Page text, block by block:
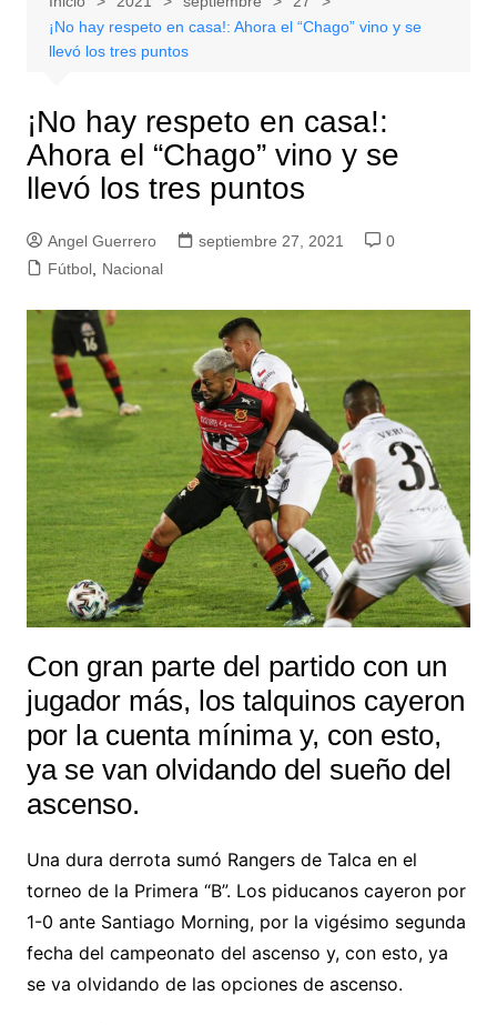
¡No hay respeto en casa!: Ahora el “Chago” vino y se
llevó los tres puntos
¡No hay respeto en casa!:
Ahora el “Chago” vino y se
llevó los tres puntos
Angel Guerrero septiembre 27, 2021
0
Fútbol, Nacional
Con gran parte del partido con un
jugador más, los talquinos cayeron
por la cuenta mínima y, con esto,
ya se van olvidando del sueño del
ascenso.
Una dura derrota sumó Rangers de Talca en el
torneo de la Primera “B”. Los piducanos cayeron por
1-0 ante Santiago Morning, por la vigésimo segunda
fecha del campeonato del ascenso y, con esto, ya
se va olvidando de las opciones de ascenso.